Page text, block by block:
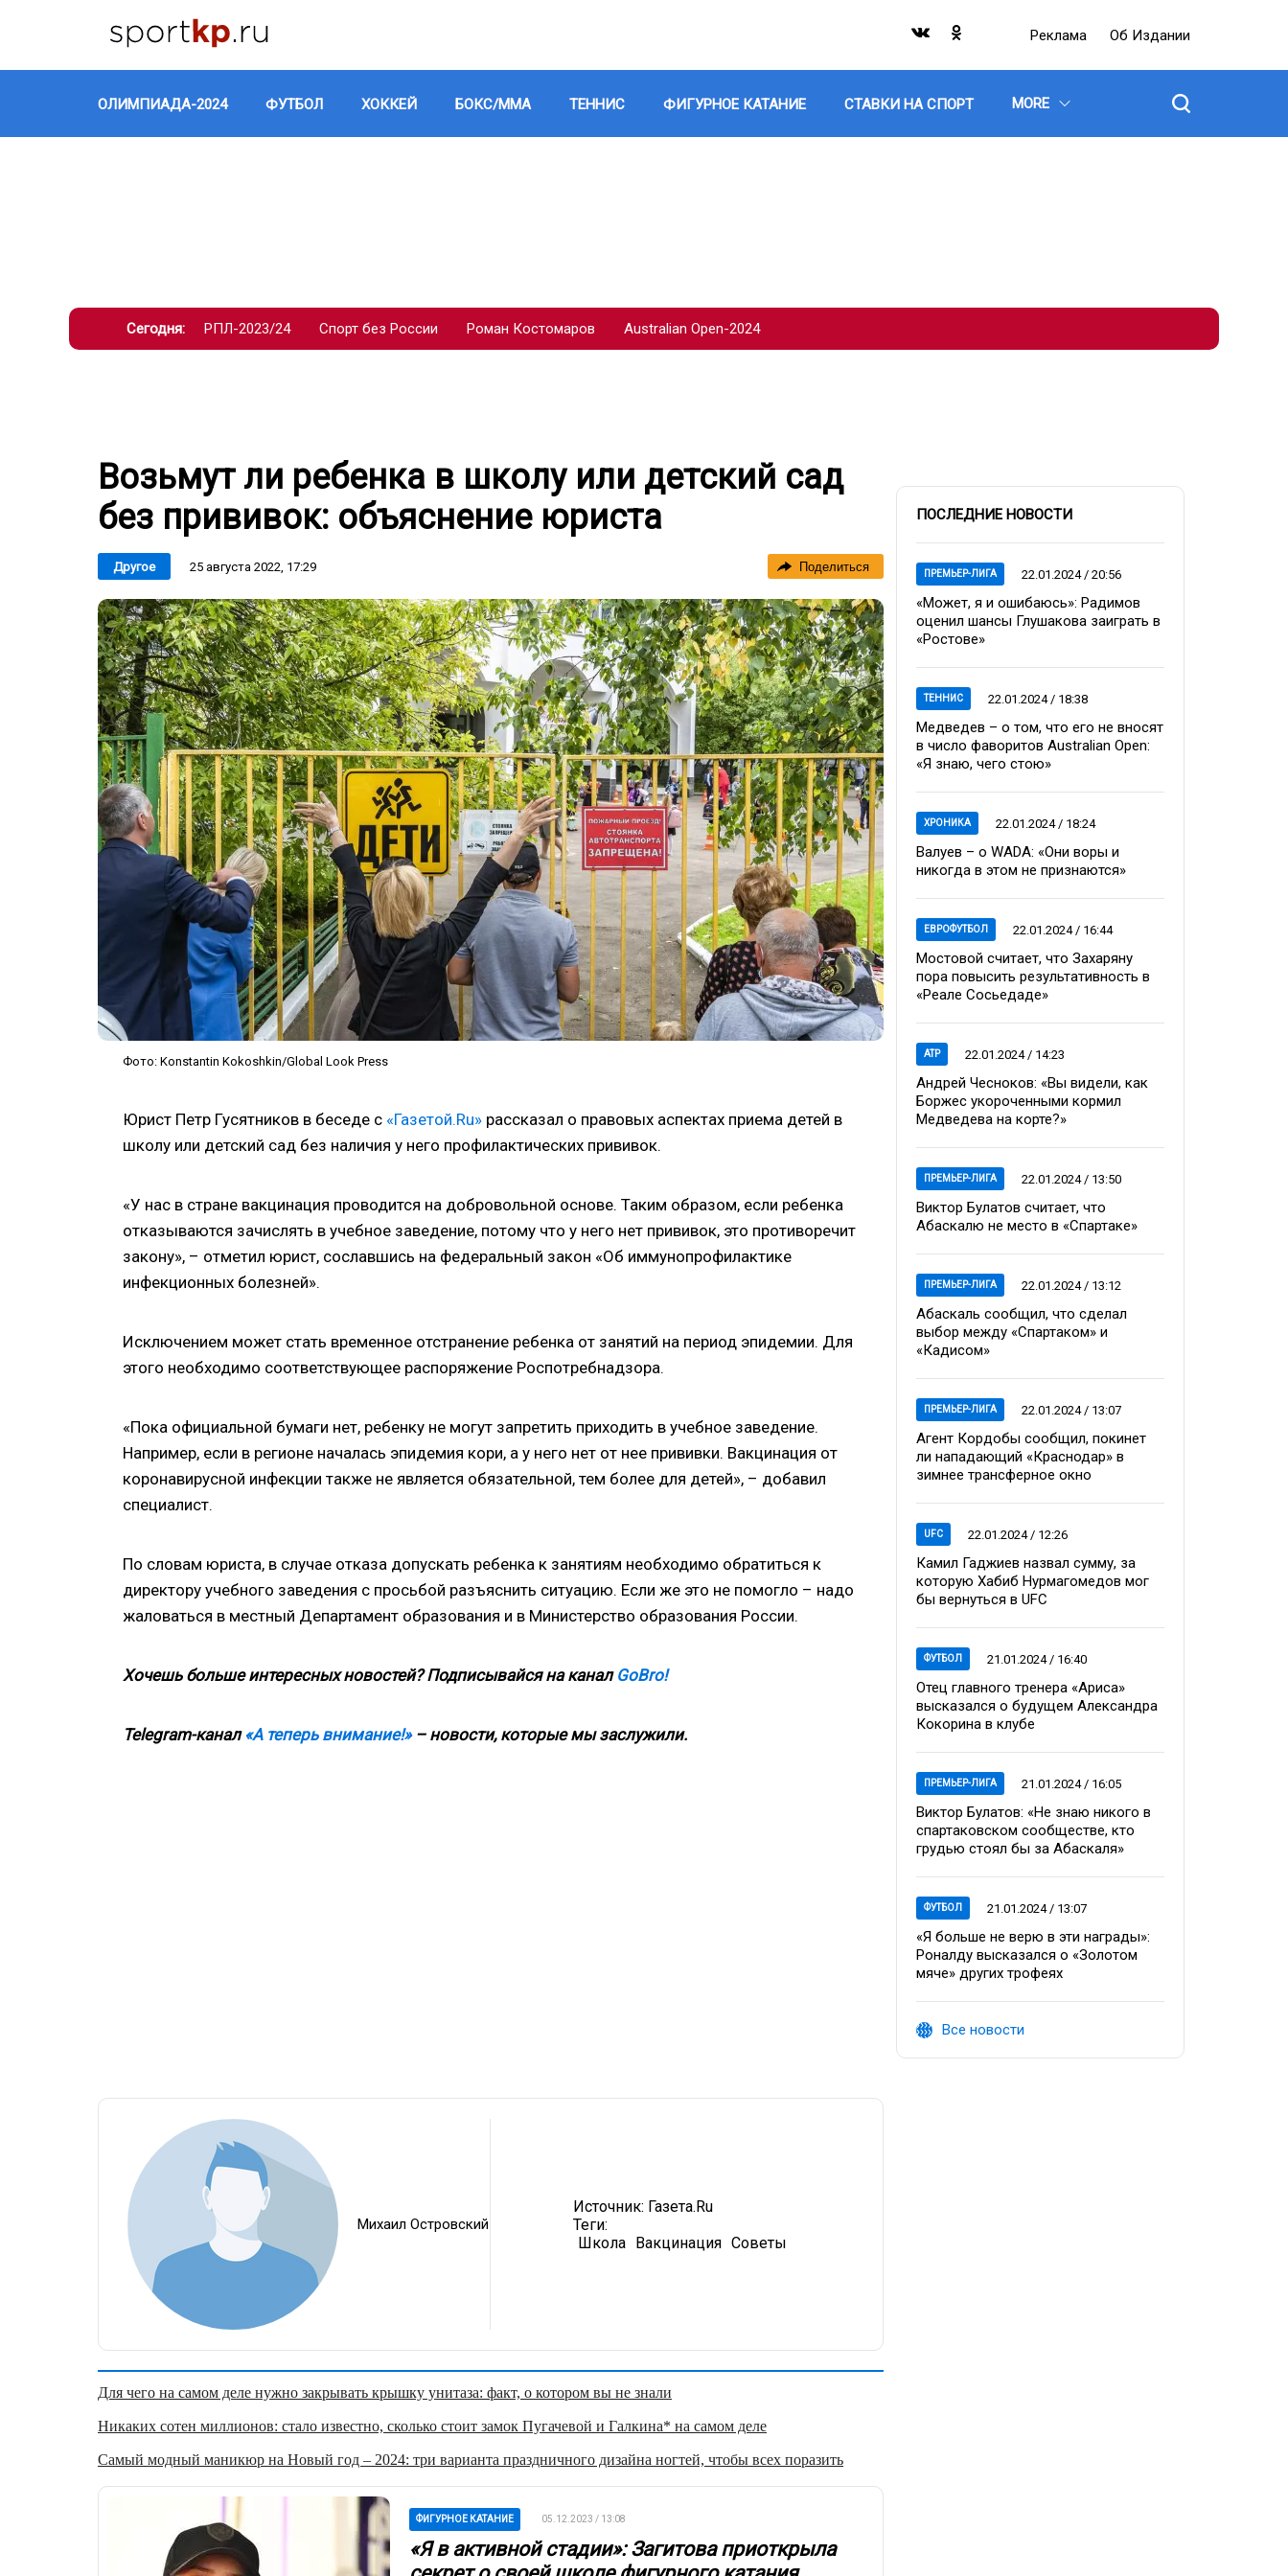
Реклама Об Издании
ОЛИМПИАДА-2024 ФУТБОЛ ХОККЕЙ БОКС/ММА ТЕННИС ФИГУРНОЕ КАТАНИЕ СТАВКИ НА СПОРТ MORE
Сегодня: РПЛ-2023/24 Спорт без России Роман Костомаров Australian Open-2024
Возьмут ли ребенка в школу или детский сад
без прививок: объяснение юриста
Другое 25 августа 2022, 17:29 Поделиться
Фото: Konstantin Kokoshkin/Global Look Press
Юрист Петр Гусятников в беседе с «Газетой.Ru» рассказал о правовых аспектах приема детей в
школу или детский сад без наличия у него профилактических прививок.
«У нас в стране вакцинация проводится на добровольной основе. Таким образом, если ребенка
отказываются зачислять в учебное заведение, потому что у него нет прививок, это противоречит
закону», – отметил юрист, сославшись на федеральный закон «Об иммунопрофилактике
инфекционных болезней».
Исключением может стать временное отстранение ребенка от занятий на период эпидемии. Для
этого необходимо соответствующее распоряжение Роспотребнадзора.
«Пока официальной бумаги нет, ребенку не могут запретить приходить в учебное заведение.
Например, если в регионе началась эпидемия кори, а у него нет от нее прививки. Вакцинация от
коронавирусной инфекции также не является обязательной, тем более для детей», – добавил
специалист.
По словам юриста, в случае отказа допускать ребенка к занятиям необходимо обратиться к
директору учебного заведения с просьбой разъяснить ситуацию. Если же это не помогло – надо
жаловаться в местный Департамент образования и в Министерство образования России.
Хочешь больше интересных новостей? Подписывайся на канал GoBro!
Telegram-канал «А теперь внимание!»– новости, которые мы заслужили.
Михаил Островский
Источник: Газета.Ru
Теги:
Школа
Вакцинация Советы
Для чего на самом деле нужно закрывать крышку унитаза: факт, о котором вы не знали
Никаких сотен миллионов: стало известно, сколько стоит замок Пугачевой и Галкина* на самом деле
Самый модный маникюр на Новый год – 2024: три варианта праздничного дизайна ногтей, чтобы всех поразить
ФИГУРНОЕ КАТАНИЕ 05.12.2023 / 13:08
«Я в активной стадии»: Загитова приоткрыла
ПОСЛЕДНИЕ НОВОСТИ
ПРЕМЬЕР-ЛИГА 22.01.2024 / 20:56
«Может, я и ошибаюсь»: Радимов
оценил шансы Глушакова заиграть в
«Ростове»
ТЕННИС 22.01.2024 / 18:38
Медведев – о том, что его не вносят
в число фаворитов Australian Open:
«Я знаю, чего стою»
ХРОНИКА 22.01.2024 / 18:24
Валуев – о WADA: «Они воры и
никогда в этом не признаются»
ЕВРОФУТБОЛ 22.01.2024 / 16:44
Мостовой считает, что Захаряну
пора повысить результативность в
«Реале Сосьедаде»
ATP 22.01.2024 / 14:23
Андрей Чесноков: «Вы видели, как
Боржес укороченными кормил
Медведева на корте?»
ПРЕМЬЕР-ЛИГА 22.01.2024 / 13:50
Виктор Булатов считает, что
Абаскалю не место в «Спартаке»
ПРЕМЬЕР-ЛИГА 22.01.2024 / 13:12
Абаскаль сообщил, что сделал
выбор между «Спартаком» и
«Кадисом»
ПРЕМЬЕР-ЛИГА 22.01.2024 / 13:07
Агент Кордобы сообщил, покинет
ли нападающий «Краснодар» в
зимнее трансферное окно
UFC 22.01.2024 / 12:26
Камил Гаджиев назвал сумму, за
которую Хабиб Нурмагомедов мог
бы вернуться в UFC
ФУТБОЛ 21.01.2024 / 16:40
Отец главного тренера «Ариса»
высказался о будущем Александра
Кокорина в клубе
ПРЕМЬЕР-ЛИГА 21.01.2024 / 16:05
Виктор Булатов: «Не знаю никого в
спартаковском сообществе, кто
грудью стоял бы за Абаскаля»
ФУТБОЛ 21.01.2024 / 13:07
«Я больше не верю в эти награды»:
Роналду высказался о «Золотом
мяче» других трофеях
Все новости